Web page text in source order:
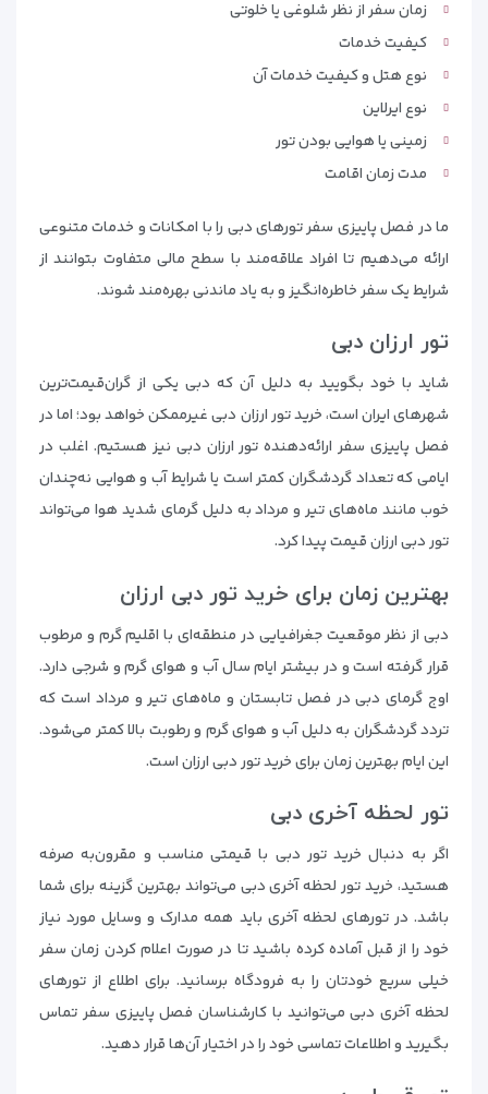
زمان سفر از نظر شلوغی یا خلوتی
کیفیت خدمات
نوع هتل و کیفیت خدمات آن
نوع ایرلاین
زمینی یا هوایی بودن تور
مدت زمان اقامت
ما در فصل پاییزی سفر تورهای دبی را با امکانات و خدمات متنوعی
ارائه می‌دهیم تا افراد علاقه‌مند با سطح مالی متفاوت بتوانند از
شرایط یک سفر خاطره‌انگیز و به یاد ماندنی بهره‌مند شوند.
تور ارزان دبی
شاید با خود بگویید به دلیل آن که دبی یکی از گران‌قیمت‌ترین
شهرهای ایران است، خرید تور ارزان دبی غیرممکن خواهد بود؛ اما در
فصل پاییزی سفر ارائه‌دهنده تور ارزان دبی نیز هستیم. اغلب در
ایامی که تعداد گردشگران کمتر است یا شرایط آب و هوایی نه‌چندان
خوب مانند ماه‌های تیر و مرداد به دلیل گرمای شدید هوا می‌تواند
تور دبی ارزان قیمت پیدا کرد.
بهترین زمان برای خرید تور دبی ارزان
دبی از نظر موقعیت جغرافیایی در منطقه‌ای با اقلیم گرم و مرطوب
قرار گرفته است و در بیشتر ایام سال آب و هوای گرم و شرجی دارد.
اوج گرمای دبی در فصل تابستان و ماه‌های تیر و مرداد است که
تردد گردشگران به دلیل آب و هوای گرم و رطوبت بالا کمتر می‌شود.
این ایام بهترین زمان برای خرید تور دبی ارزان است.
تور لحظه آخری دبی
اگر به دنبال خرید تور دبی با قیمتی مناسب و مقرون‌به صرفه
هستید، خرید تور لحظه آخری دبی می‌تواند بهترین گزینه برای شما
باشد. در تورهای لحظه آخری باید همه مدارک و وسایل مورد نیاز
خود را از قبل آماده کرده باشید تا در صورت اعلام کردن زمان سفر
خیلی سریع خودتان را به فرودگاه برسانید. برای اطلاع از تورهای
لحظه آخری دبی می‌توانید با کارشناسان فصل پاییزی سفر تماس
بگیرید و اطلاعات تماسی خود را در اختیار آن‌ها قرار دهید.